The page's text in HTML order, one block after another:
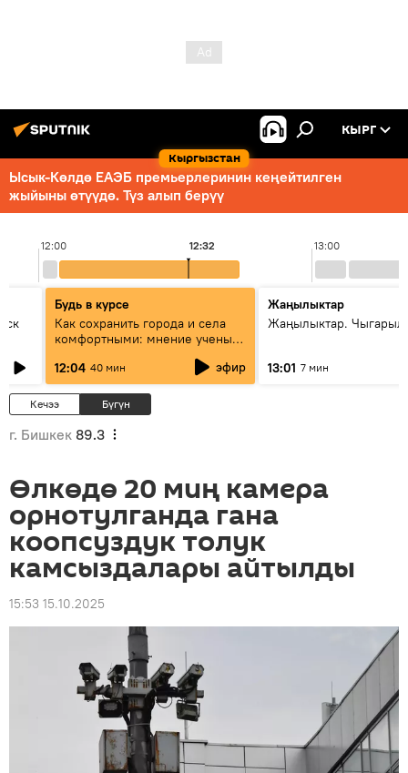
Кыргызстан
КЫРГ
Ысык-Көлдө ЕАЭБ премьерлеринин кеңейтилген
жыйыны өтүүдө. Түз алып берүү
12:00 13:00
12:32
Будь в курсе
Как сохранить города и села
комфортными: мнение ученых
12:04 40 мин эфир
Жаңылыктар
Жаңылыктар.
13:01 7 мин
Кечээ Бүгүн
г. Бишкек 89.3
Өлкөдө 20 миң камера
орнотулганда гана
коопсуздук толук
камсыздалары айтылды
15:53 15.10.2025